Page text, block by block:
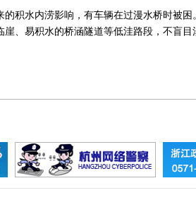
积水内涝影响，有车辆在过漫水桥时被
、易积水的桥涵隧道等低洼路段，不盲目